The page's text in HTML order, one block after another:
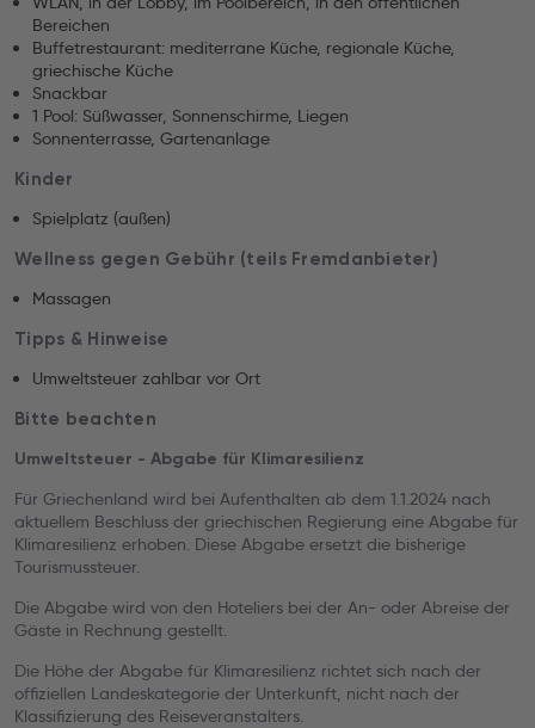
Bereichen
Buffetrestaurant: mediterrane Küche, regionale Küche,
griechische Küche
Snackbar
1 Pool: Süßwasser, Sonnenschirme, Liegen
Sonnenterrasse, Gartenanlage
Kinder
Spielplatz (außen)
Wellness gegen Gebühr (teils Fremdanbieter)
Massagen
Tipps & Hinweise
Umweltsteuer zahlbar vor Ort
Bitte beachten
Umweltsteuer - Abgabe für Klimaresilienz
Für Griechenland wird bei Aufenthalten ab dem 1.1.2024 nach
aktuellem Beschluss der griechischen Regierung eine Abgabe für
Klimaresilienz erhoben. Diese Abgabe ersetzt die bisherige
Tourismussteuer.
Die Abgabe wird von den Hoteliers bei der An- oder Abreise der
Gäste in Rechnung gestellt.
Die Höhe der Abgabe für Klimaresilienz richtet sich nach der
offiziellen Landeskategorie der Unterkunft, nicht nach der
Klassifizierung des Reiseveranstalters.